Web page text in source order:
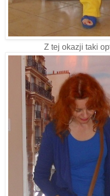
Z tej okazji taki